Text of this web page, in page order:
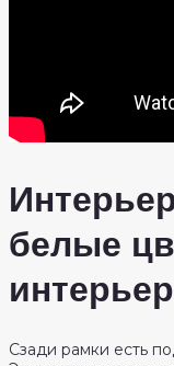
белые
Сзади рамки есть